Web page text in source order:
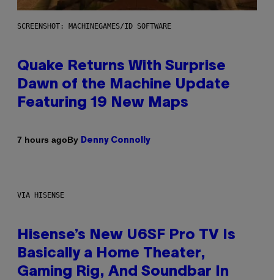
SCREENSHOT: MACHINEGAMES/ID SOFTWARE
Quake Returns With Surprise
Dawn of the Machine Update
Featuring 19 New Maps
7 hours agoBy Denny Connolly
VIA HISENSE
Hisense’s New U6SF Pro TV Is
Basically a Home Theater,
Gaming Rig, And Soundbar In